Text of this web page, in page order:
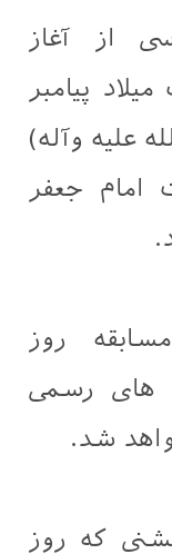
از آغاز
پیامبر
عليه وآله)
جعفر
روز
های رسمی
شد.
که روز